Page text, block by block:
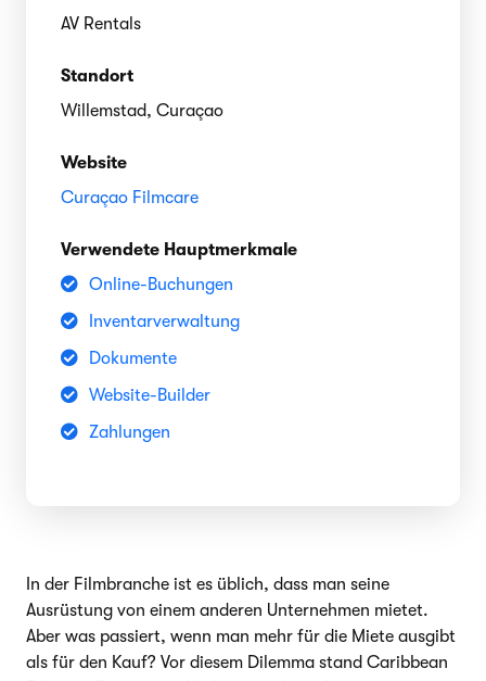
AV Rentals
Standort
Willemstad, Curaçao
Website
Curaçao Filmcare
Verwendete Hauptmerkmale
Online-Buchungen
Inventarverwaltung
Dokumente
Website-Builder
Zahlungen
In der Filmbranche ist es üblich, dass man seine
Ausrüstung von einem anderen Unternehmen mietet.
Aber was passiert, wenn man mehr für die Miete ausgibt
als für den Kauf? Vor diesem Dilemma stand Caribbean